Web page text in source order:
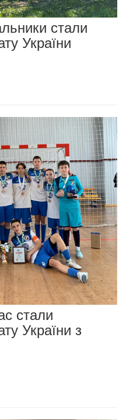
стали
України
стали
України з